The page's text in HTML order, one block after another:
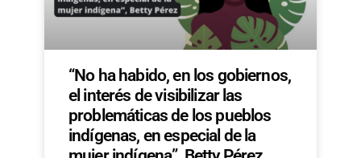
“No ha habido, en los gobiernos,
el interés de visibilizar las
problemáticas de los pueblos
indígenas, en especial de la